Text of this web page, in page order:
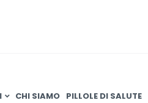
CHI SIAMO PILLOLE DI SALUTE